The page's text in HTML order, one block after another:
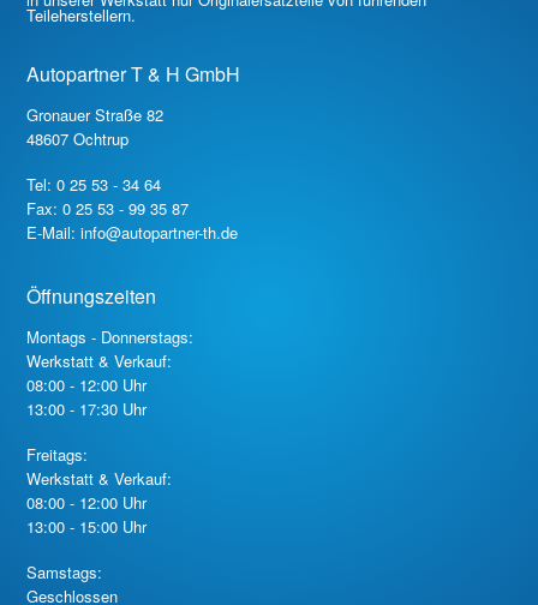
Teileherstellern.
Autopartner T & H GmbH
Gronauer Straße 82
48607 Ochtrup
Tel: 0 25 53 - 34 64
Fax: 0 25 53 - 99 35 87
E-Mail: info@autopartner-th.de
Öffnungszeiten
Montags - Donnerstags:
Werkstatt & Verkauf:
08:00 - 12:00 Uhr
13:00 - 17:30 Uhr
Freitags:
Werkstatt & Verkauf:
08:00 - 12:00 Uhr
13:00 - 15:00 Uhr
Samstags:
Geschlossen